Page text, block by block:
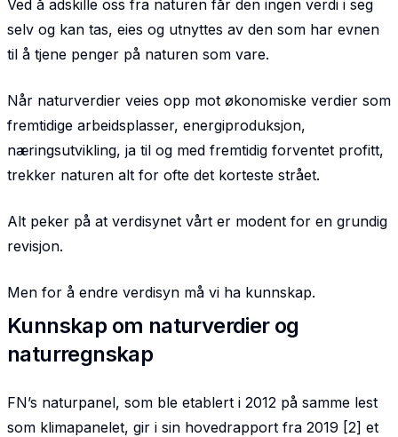
Ved å adskille oss fra naturen får den ingen verdi i seg
selv og kan tas, eies og utnyttes av den som har evnen
til å tjene penger på naturen som vare.
Når naturverdier veies opp mot økonomiske verdier som
fremtidige arbeidsplasser, energiproduksjon,
næringsutvikling, ja til og med fremtidig forventet profitt,
trekker naturen alt for ofte det korteste strået.
Alt peker på at verdisynet vårt er modent for en grundig
revisjon.
Men for å endre verdisyn må vi ha kunnskap.
Kunnskap om naturverdier og
naturregnskap
FN’s naturpanel, som ble etablert i 2012 på samme lest
som klimapanelet, gir i sin hovedrapport fra 2019 [2] et